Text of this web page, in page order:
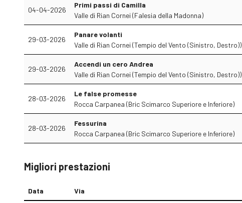
04-04-2026
Primi passi di Camilla
Valle di Rian Cornei (Falesia della Madonna)
29-03-2026
Panare volanti
Valle di Rian Cornei (Tempio del Vento (Sinistro, Destro))
29-03-2026
Accendi un cero Andrea
Valle di Rian Cornei (Tempio del Vento (Sinistro, Destro))
28-03-2026
Le false promesse
Rocca Carpanea (Bric Scimarco Superiore e Inferiore)
28-03-2026
Fessurina
Rocca Carpanea (Bric Scimarco Superiore e Inferiore)
Migliori prestazioni
Data Via